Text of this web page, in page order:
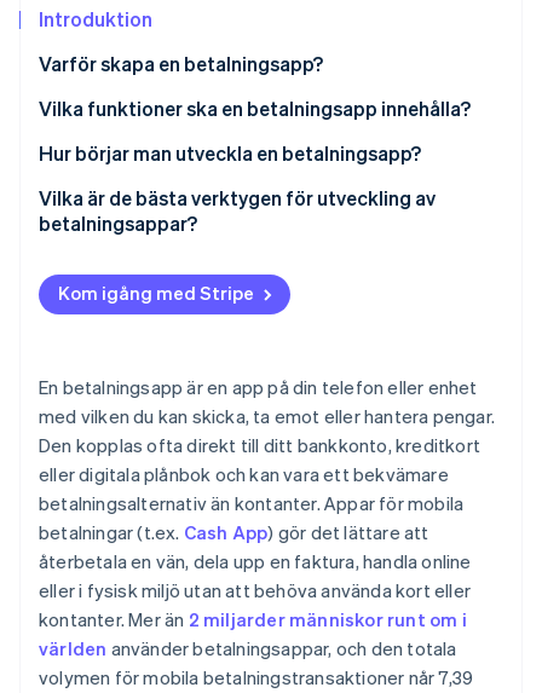
Stripe Sessions 2026
Se hur Stripe bygger den ekonomiska
Titta nu
Introduktion
Varför skapa en betalningsapp?
Vilka funktioner ska en betalningsapp innehålla?
Snabba, flexibla transaktioner
Enkel integration med bankkonton och kort
Säkerhet på toppnivå
Begäranden och påminnelser
En bekväm kundupplevelse
Tillgänglighet och användarvänlighet
Avancerade alternativ för nischade användare
Hur börjar man utveckla en betalningsapp?
Definiera problemet du ska lösa
Lär dig vilka lagar och förordningar som gäller
Utforma huvudfunktionerna
Integrera med Stripe
Fokus på säkerhet redan från början
Bygg en prototyp eller MVP (Minimum Viable
Product)
Testa appen grundligt
Planera för tillväxt
Lansera strategiskt
Marknadsför appen och väx
Vilka är de bästa verktygen för utveckling av
betalningsappar?
Stripe Payments
Stripe Checkout
Stripe Billing
Stripe Identity
Stripe Treasury
Stripe Radar
Stripe Tax
Kom igång med Stripe
En betalningsapp är en app på din telefon eller enhet
med vilken du kan skicka, ta emot eller hantera pengar.
Den kopplas ofta direkt till ditt bankkonto, kreditkort
eller digitala plånbok och kan vara ett bekvämare
betalningsalternativ än kontanter. Appar för mobila
betalningar (t.ex. Cash App) gör det lättare att
återbetala en vän, dela upp en faktura, handla online
eller i fysisk miljö utan att behöva använda kort eller
kontanter. Mer än 2 miljarder människor runt om i
världen använder betalningsappar, och den totala
volymen för mobila betalningstransaktioner når 7,39